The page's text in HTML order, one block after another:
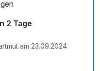
2 Tage
am 23.09.2024